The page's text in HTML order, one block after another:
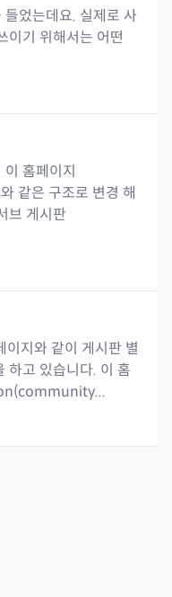
었는데요. 실제로 사
이기 위해서는 어떤
홈페이지
은 구조로 변경 해
브 게시판
지와 같이 게시판 별
하고 있습니다. 이 홈